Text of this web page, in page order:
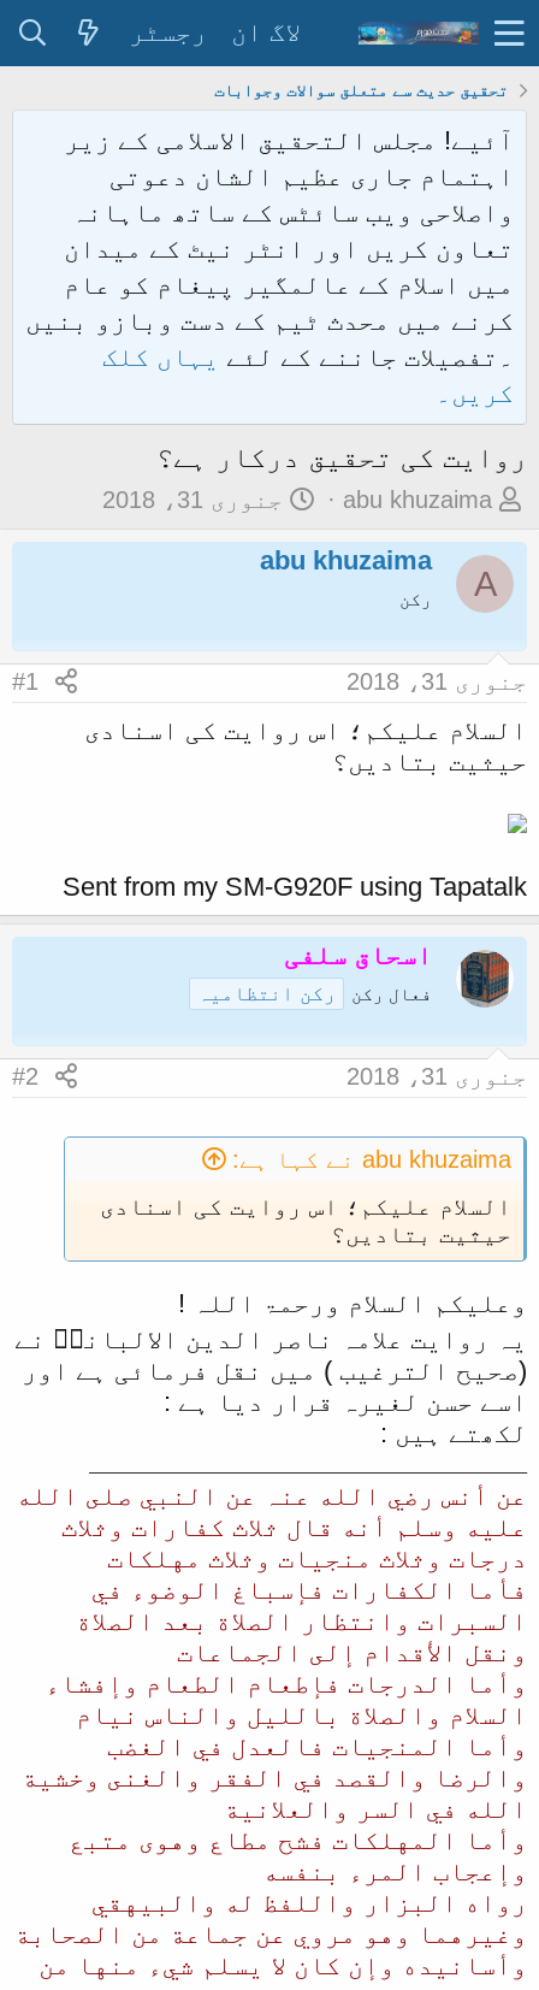
لاگ ان رجسٹر
تحقیق حدیث سے متعلق سوالات وجوابات
آئیے! مجلس التحقیق الاسلامی کے زیر
اہتمام جاری عظیم الشان دعوتی
واصلاحی ویب سائٹس کے ساتھ ماہانہ
تعاون کریں اور انٹر نیٹ کے میدان
میں اسلام کے عالمگیر پیغام کو عام
کرنے میں محدث ٹیم کے دست وبازو بنیں
۔تفصیلات جاننے کے لئے یہاں کلک
کریں۔
روایت کی تحقیق درکار ہے؟
م
ض
و
ک
ا
آ
غ
ر
ن
ے
و
abu khuzaima
ت
ر
آ
ا
جنوری 31، 2018
A
abu khuzaima
رکن
جنوری 31، 2018 #1
السلام علیکم؛ اس روایت کی اسنادی
حیثیت بتادیں؟
Sent from my SM-G920F using Tapatalk
اسحاق سلفی
فعال رکن رکن انتظامیہ
جنوری 31، 2018 #2
abu khuzaima نے کہا ہے:
السلام علیکم؛ اس روایت کی اسنادی
حیثیت بتادیں؟
وعلیکم السلام ورحمۃ اللہ !
یہ روایت علامہ ناصر الدین الالبانیؒ نے
(صحیح الترغیب ) میں نقل فرمائی ہے اور
اسے حسن لغیرہ قرار دیا ہے :
لکھتے ہیں :
ــــــــــــــــــــــــــــ
عن أنس رضي الله عنہ عن النبي صلى الله
عليه وسلم أنه قال ثلاث كفارات وثلاث
درجات وثلاث منجيات وثلاث مهلكات
فأما الكفارات فإسباغ الوضوء في
السبرات وانتظار الصلاة بعد الصلاة
ونقل الأقدام إلى الجماعات
وأما الدرجات فإطعام الطعام وإفشاء
السلام والصلاة بالليل والناس نيام
وأما المنجيات فالعدل في الغضب
والرضا والقصد في الفقر والغنى وخشية
الله في السر والعلانية
وأما المهلكات فشح مطاع وهوى متبع
وإعجاب المرء بنفسه
رواه البزار واللفظ له والبيهقي
وغيرهما وهو مروي عن جماعة من الصحابة
وأسانيده وإن كان لا يسلم شيء منها من